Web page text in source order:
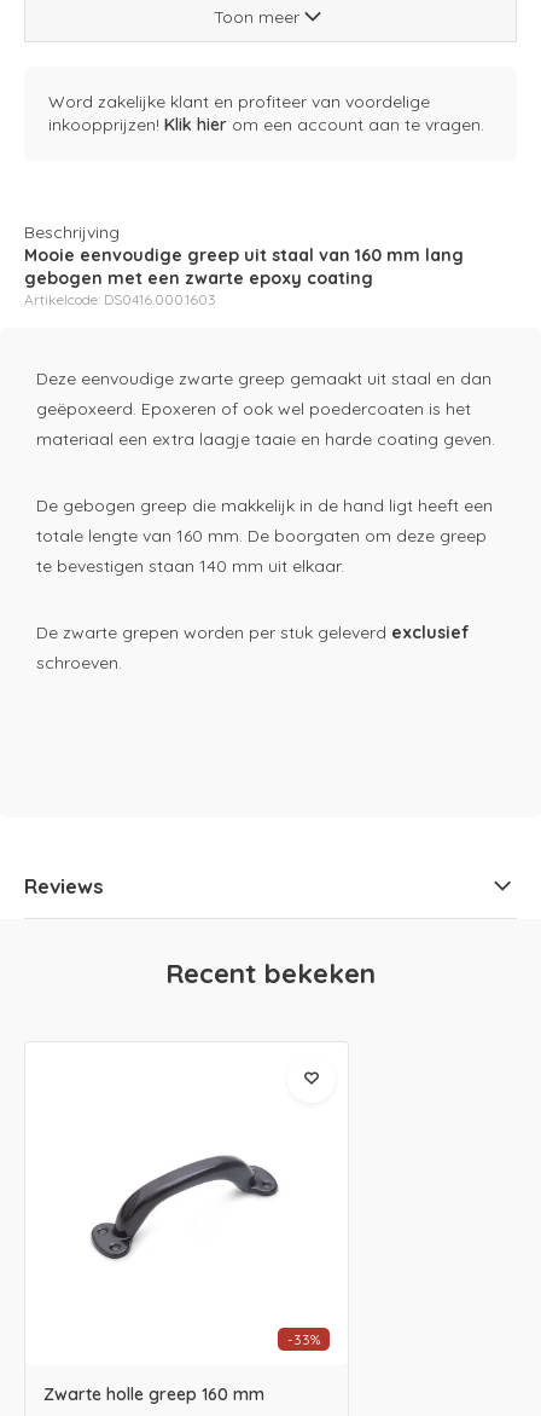
Toon meer
Word zakelijke klant en profiteer van voordelige
inkoopprijzen! Klik hier om een account aan te vragen.
Beschrijving
Mooie eenvoudige greep uit staal van 160 mm lang
gebogen met een zwarte epoxy coating
Artikelcode: DS0416.000.1603
Deze eenvoudige zwarte greep gemaakt uit staal en dan
geëpoxeerd. Epoxeren of ook wel poedercoaten is het
materiaal een extra laagje taaie en harde coating geven.
De gebogen greep die makkelijk in de hand ligt heeft een
totale lengte van 160 mm. De boorgaten om deze greep
te bevestigen staan 140 mm uit elkaar.
De zwarte grepen worden per stuk geleverd exclusief
schroeven.
Reviews
Recent bekeken
-33%
Zwarte holle greep 160 mm